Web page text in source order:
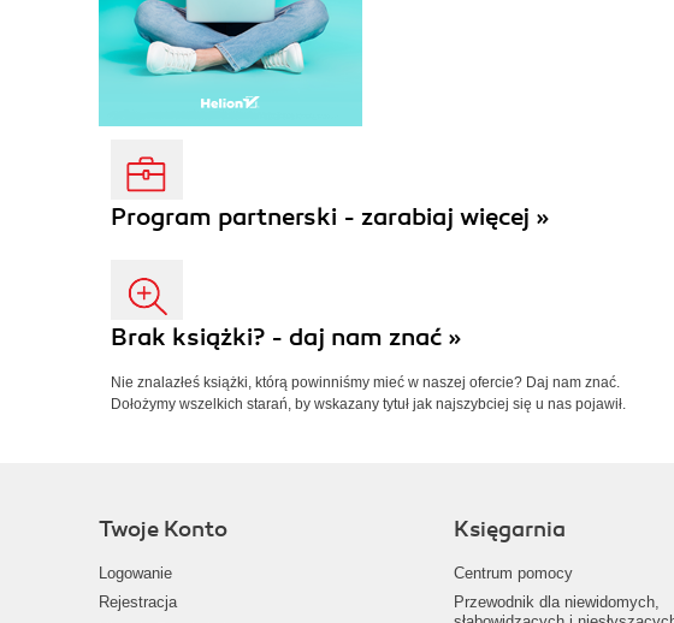
Program partnerski - zarabiaj więcej »
Brak książki? - daj nam znać »
Nie znalazłeś książki, którą powinniśmy mieć w naszej ofercie? Daj nam znać.
Dołożymy wszelkich starań, by wskazany tytuł jak najszybciej się u nas pojawił.
Twoje Konto
Logowanie
Rejestracja
Księgarnia
Centrum pomocy
Przewodnik dla niewidomych,